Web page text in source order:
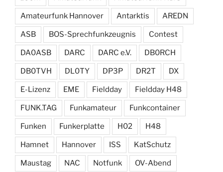
Amateurfunk Hannover Antarktis AREDN
ASB BOS-Sprechfunkzeugnis Contest
DA0ASB DARC DARC e.V. DB0RCH
DB0TVH DL0TY DP3P DR2T DX
E-Lizenz EME Fieldday Fieldday H48
FUNK.TAG Funkamateur Funkcontainer
Funken Funkerplatte H02 H48
Hamnet Hannover ISS KatSchutz
Maustag NAC Notfunk OV-Abend